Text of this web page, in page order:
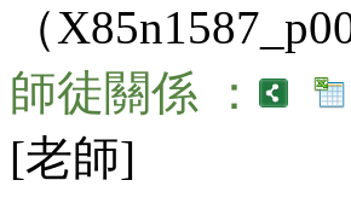
（
師徒關係 ：
[老師]